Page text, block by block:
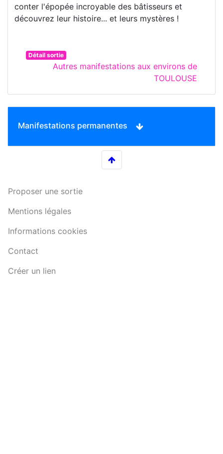
conter l'épopée incroyable des bâtisseurs et
découvrez leur histoire... et leurs mystères !
Détail sortie
Autres manifestations aux environs de
TOULOUSE
Manifestations permanentes
Proposer une sortie
Mentions légales
Informations cookies
Contact
Créer un lien